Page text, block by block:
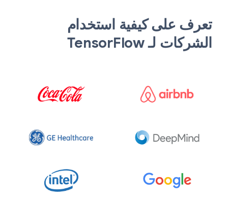
تعرف على كيفية استخدام
الشركات لـ TensorFlow